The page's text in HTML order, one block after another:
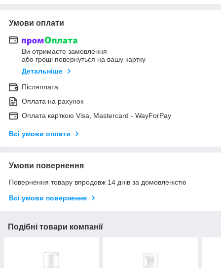
Умови оплати
Ви отримаєте замовлення
або гроші повернуться на вашу картку
Детальніше
Післяплата
Оплата на рахунок
Оплата карткою Visa, Mastercard - WayForPay
Всі умови оплати
Умови повернення
Повернення товару впродовж 14 днів за домовленістю
Всі умови повернення
Подібні товари компанії